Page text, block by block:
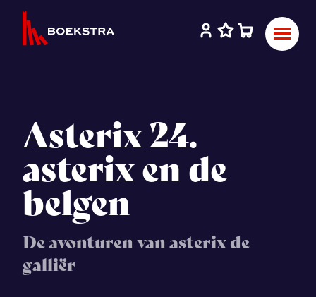
Asterix 24.
asterix en de
belgen
De avonturen van asterix de
galliër